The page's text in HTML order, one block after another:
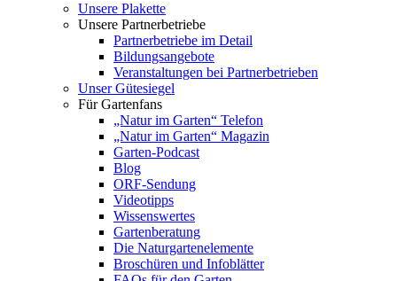
Unsere Plakette
Unsere Partnerbetriebe
Partnerbetriebe im Detail
Bildungsangebote
Veranstaltungen bei Partnerbetrieben
Unser Gütesiegel
Für Gartenfans
„Natur im Garten“ Telefon
„Natur im Garten“ Magazin
Garten-Podcast
Blog
ORF-Sendung
Videotipps
Wissenswertes
Gartenberatung
Die Naturgartenelemente
Broschüren und Infoblätter